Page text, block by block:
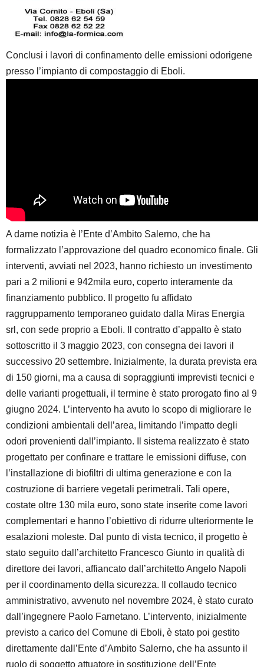
Conclusi i lavori di confinamento delle emissioni odorigene
presso l’impianto di compostaggio di Eboli.
A darne notizia è l’Ente d’Ambito Salerno, che ha
formalizzato l’approvazione del quadro economico finale. Gli
interventi, avviati nel 2023, hanno richiesto un investimento
pari a 2 milioni e 942mila euro, coperto interamente da
finanziamento pubblico. Il progetto fu affidato
raggruppamento temporaneo guidato dalla Miras Energia
srl, con sede proprio a Eboli. Il contratto d’appalto è stato
sottoscritto il 3 maggio 2023, con consegna dei lavori il
successivo 20 settembre. Inizialmente, la durata prevista era
di 150 giorni, ma a causa di sopraggiunti imprevisti tecnici e
delle varianti progettuali, il termine è stato prorogato fino al 9
giugno 2024. L’intervento ha avuto lo scopo di migliorare le
condizioni ambientali dell’area, limitando l’impatto degli
odori provenienti dall’impianto. Il sistema realizzato è stato
progettato per confinare e trattare le emissioni diffuse, con
l’installazione di biofiltri di ultima generazione e con la
costruzione di barriere vegetali perimetrali. Tali opere,
costate oltre 130 mila euro, sono state inserite come lavori
complementari e hanno l’obiettivo di ridurre ulteriormente le
esalazioni moleste. Dal punto di vista tecnico, il progetto è
stato seguito dall’architetto Francesco Giunto in qualità di
direttore dei lavori, affiancato dall’architetto Angelo Napoli
per il coordinamento della sicurezza. Il collaudo tecnico
amministrativo, avvenuto nel novembre 2024, è stato curato
dall’ingegnere Paolo Farnetano. L’intervento, inizialmente
previsto a carico del Comune di Eboli, è stato poi gestito
direttamente dall’Ente d’Ambito Salerno, che ha assunto il
ruolo di soggetto attuatore in sostituzione dell’Ente